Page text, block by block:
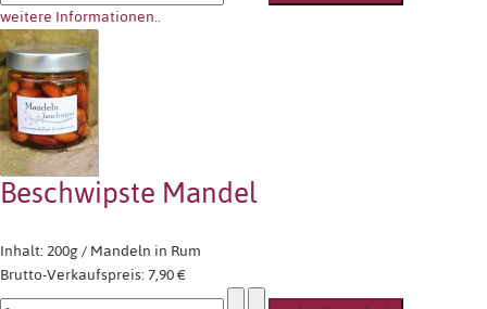
weitere Informationen..
Beschwipste Mandel
Inhalt: 200g / Mandeln in Rum
Brutto-Verkaufspreis:7,90 €